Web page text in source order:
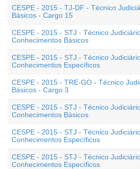
CESPE - 2015 - TJ-DF - Técnico
Básicos - Cargo 15
CESPE - 2015 - STJ - Técnico
Conhecimentos Básicos
CESPE - 2015 - STJ - Técnico
Conhecimentos Específicos
CESPE - 2015 - TRE-GO - Técnico
Básicos - Cargo 3
CESPE - 2015 - STJ - Técnico
Conhecimentos Básicos
CESPE - 2015 - STJ - Técnico
Conhecimentos Específicos
CESPE - 2015 - STJ - Técnico
Conhecimentos Específicos